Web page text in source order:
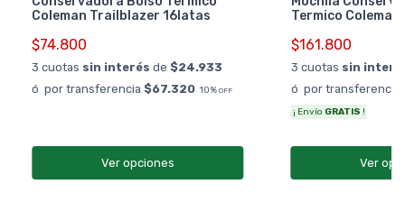
Coleman Trailblazer 16latas
$74.800
3 cuotas sin interés de $24.933
ó por transferencia $67.320 10% OFF
Ver opciones
Termico
$161.800
3 cuotas sin
ó por transferencia
¡ Envío GRATIS !
Ver